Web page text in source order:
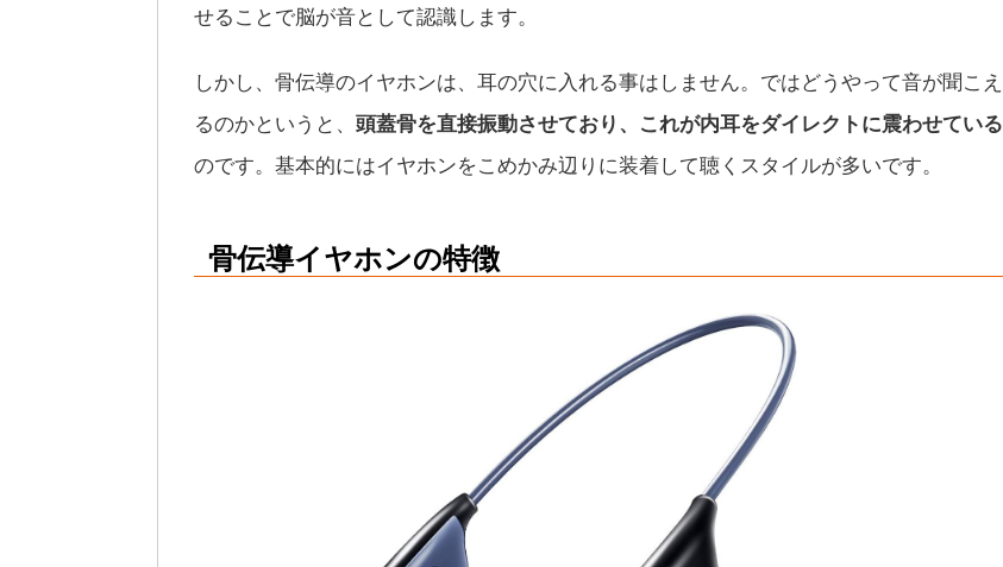
せることで脳が音として認識します。
しかし、骨伝導のイヤホンは、耳の穴に入れる事はしません。ではどうやって音が聞こえ
るのかというと、 頭蓋骨を直接振動させており、これが内耳をダイレクトに震わせている
のです。基本的にはイヤホンをこめかみ辺りに装着して聴くスタイルが多いです。
骨伝導イヤホンの特徴